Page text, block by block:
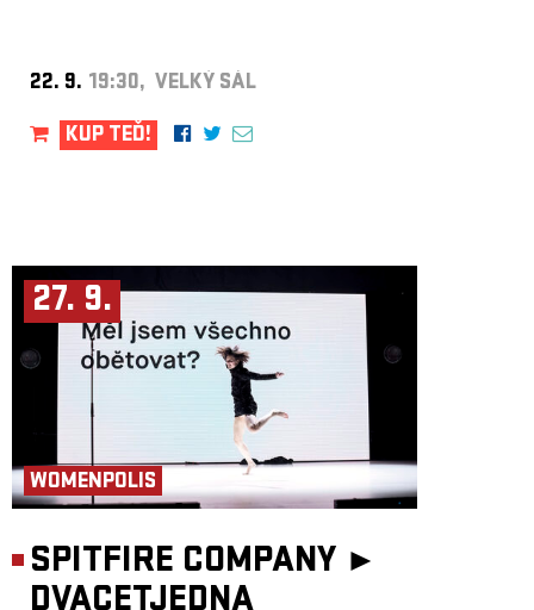
22. 9. 19:30, VELKÝ SÁL
KUP TEĎ!
27. 9.
WOMENPOLIS
SPITFIRE COMPANY ►